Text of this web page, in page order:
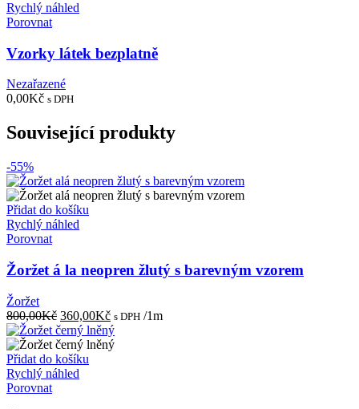
Rychlý náhled
Porovnat
Vzorky látek bezplatně
Nezařazené
0,00Kč s DPH
Související produkty
-55%
Přidat do košíku
Rychlý náhled
Porovnat
Žoržet á la neopren žlutý s barevným vzorem
Žoržet
800,00Kč Původní
cena
byla:
800,00Kč.
360,00KčAktuální
cena
je:
s DPH /1m
Přidat do košíku
Rychlý náhled
Porovnat